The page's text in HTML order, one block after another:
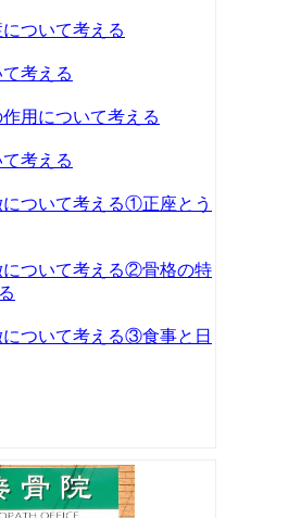
ついて考える
考える
用について考える
考える
について考える①正座とう
について考える②骨格の特
について考える③食事と日